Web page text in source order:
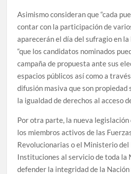
Asimismo consideran que “cada
contar con la participación de
aparecerán el día del sufragio en
“que los candidatos nominados
campaña de propuesta ante sus
espacios públicos así como a
difusión masiva que son propiedad
la igualdad de derechos al acceso
Por otra parte, la nueva legislación
los miembros activos de las
Revolucionarias o el Ministerio
Instituciones al servicio de toda la
defender la integridad de la